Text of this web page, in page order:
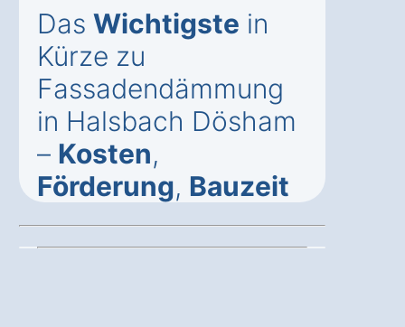
Das Wichtigste in
Kürze zu
Fassadendämmung
in Halsbach Dösham
– Kosten,
Förderung, Bauzeit